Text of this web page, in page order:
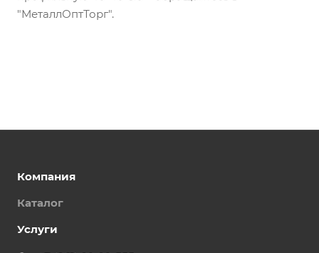
"МеталлОптТорг".
Компания
Каталог
Услуги